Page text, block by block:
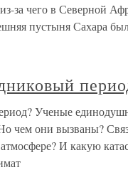
за чего в Северной
пустыня Сахара
Ученые
чем они вызваны?
И какую